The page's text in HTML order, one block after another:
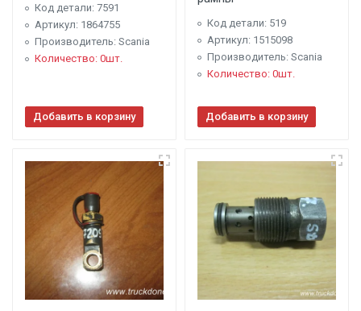
Код детали: 7591
Артикул: 1864755
Производитель: Scania
Количество: 0шт.
Добавить в корзину
Код детали: 519
Артикул: 1515098
Производитель: Scania
Количество: 0шт.
Добавить в корзину